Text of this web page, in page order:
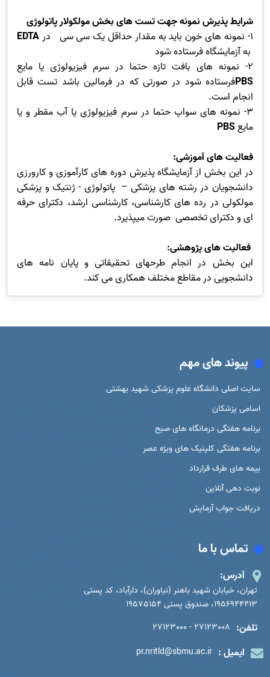
شرایط پذیرش نمونه جهت تست های بخش مولکولار پاتولوژی
1- نمونه های خون باید به مقدار حداقل یک سی سی در
EDTA
به آزمایشگاه فرستاده شود
2- نمونه های بافت تازه حتما در سرم فیزیولوژی یا مایع
PBSفرستاده شود در صورتی که در فرمالین باشد تست قابل
انجام است.
3- نمونه های سواپ حتما در سرم فیزیولوژی یا آب مقطر و یا
مایعPBS
فعالیت های آموزشی:
در این بخش از آزمایشگاه پذیرش دوره های کارآموزی و کارورزی
دانشجویان در رشته های پزشکی – پاتولوژی - ژنتیک و پزشکی
مولکولی در رده های کارشناسی، کارشناسی ارشد، دکترای حرفه
ای و دکترای تخصصی صورت میپذیرد.
فعالیت های پژوهشی:
این بخش در انجام طرحهای تحقیقاتی و پایان نامه های
دانشجویی در مقاطع مختلف همکاری می کند.
پیوند های مهم
سایت اصلی دانشگاه علوم پزشکی شهید بهشتی
اسامی پزشکان
برنامه هفتگی درمانگاه های صبح
برنامه هفتگی کلینیک های ویژه عصر
بیمه های طرف قرارداد
نوبت دهی آنلاین
دریافت جواب آزمایش
تماس با ما
آدرس:
تهران، خیابان شهید باهنر (نیاوران)، دارآباد، کد پستی
1956944413، صندوق پستی 19575154
تلفن: 27123008 - 27123000
ایمیل : pr.nritld@sbmu.ac.ir